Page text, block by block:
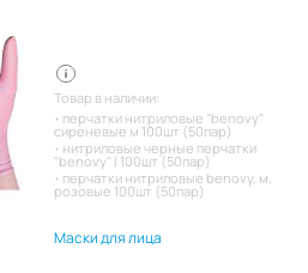
Товар в наличии:
перчатки нитриловые "benovy"
сиреневые м 100шт (50пар)
нитриловые черные перчатки
"benovy" l 100шт (50пар)
перчатки нитриловые benovy, м,
розовые 100шт (50пар)
Маски для лица